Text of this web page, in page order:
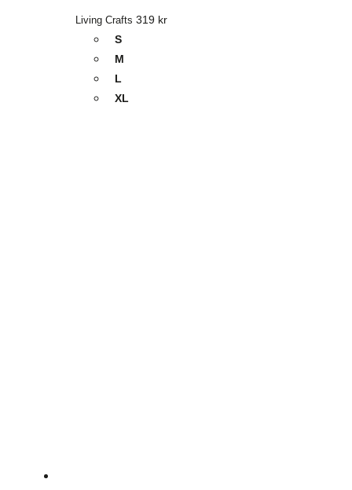
Living Crafts 319 kr
S
M
L
XL